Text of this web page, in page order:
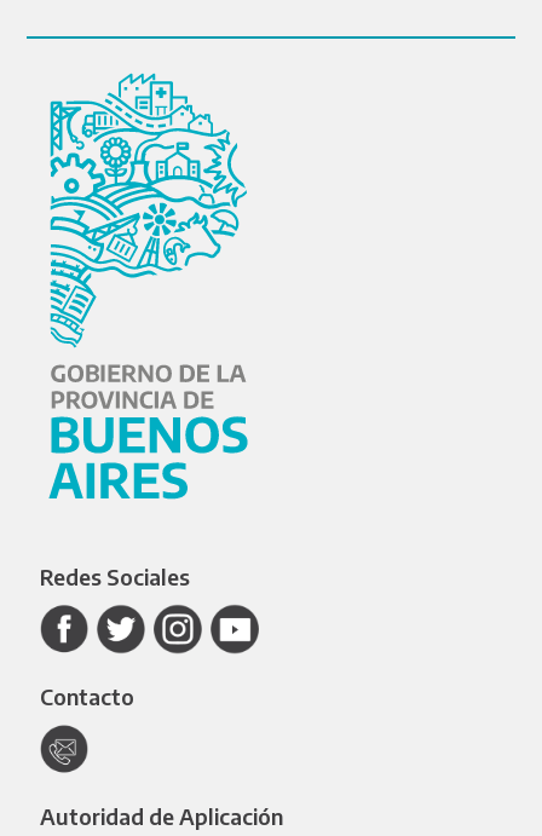
Redes Sociales
Contacto
Autoridad de Aplicación